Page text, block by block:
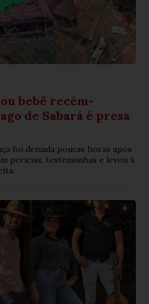
bebê recém-
de Sabará é presa
foi deixada poucas horas após
perícias, testemunhas e levou à